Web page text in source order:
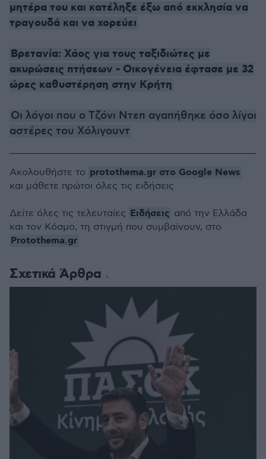
μητέρα του και κατέληξε έξω από εκκλησία να
τραγουδά και να χορεύει
Βρετανία: Χάος για τους ταξιδιώτες με
ακυρώσεις πτήσεων - Οικογένεια έφτασε με 32
ώρες καθυστέρηση στην Κρήτη
Οι λόγοι που ο Τζόνι Ντεπ αγαπήθηκε όσο λίγοι
αστέρες του Χόλιγουντ
Σχετικά Άρθρα
Ακολουθήστε το protothema.gr στο Google News
και μάθετε πρώτοι όλες τις ειδήσεις
Δείτε όλες τις τελευταίες Ειδήσεις από την Ελλάδα
και τον Κόσμο, τη στιγμή που συμβαίνουν, στο
Protothema.gr